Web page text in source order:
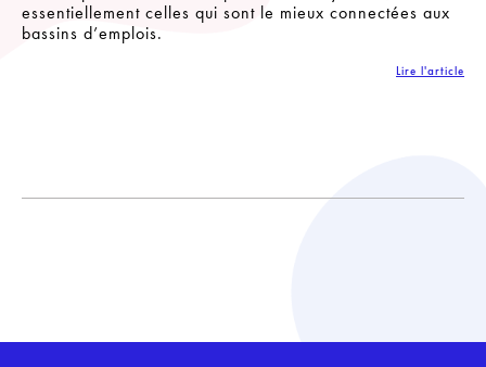
essentiellement celles qui sont le mieux connectées aux
bassins d’emplois.
Lire l'article